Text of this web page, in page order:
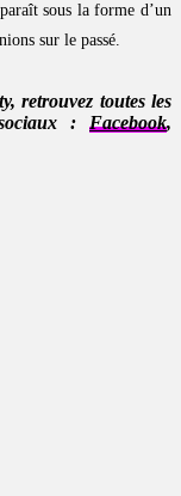
sous la forme d’un
sur le passé.
retrouvez toutes les
: Facebook,